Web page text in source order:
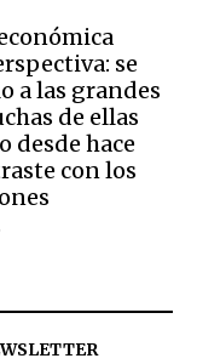
se
a las grandes
de ellas
desde hace
con los